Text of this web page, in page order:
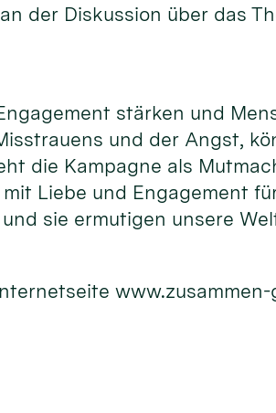
der Diskussion über das
stärken und
und der Angst,
die Kampagne als
Liebe und Engagement
sie ermutigen unsere
www.zusammen-